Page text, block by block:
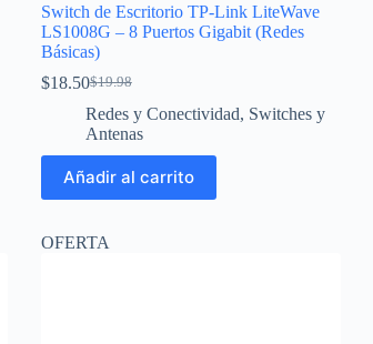
Switch de Escritorio TP-Link LiteWave
LS1008G – 8 Puertos Gigabit (Redes
Básicas)
$19.98
El
precio
original
$19.98.
$18.50El
precio
actual
$18.50.
Redes y Conectividad, Switches y
Antenas
Añadir al carrito
OFERTA